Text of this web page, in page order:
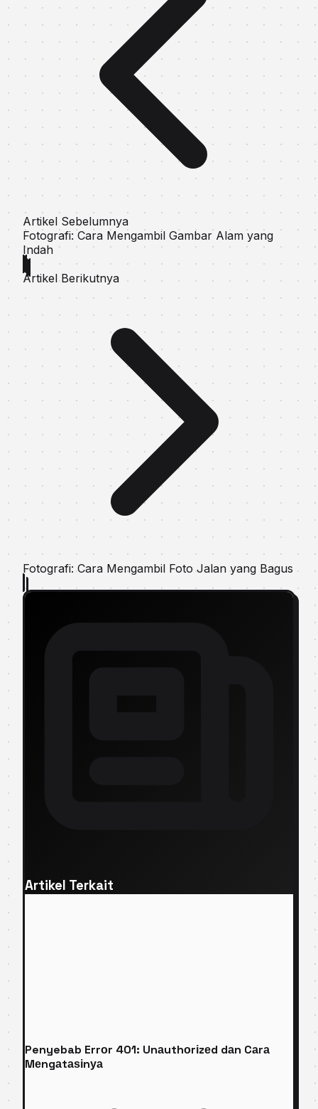
Artikel Sebelumnya
Fotografi: Cara Mengambil Gambar Alam yang
Indah
Artikel Berikutnya
Fotografi: Cara Mengambil Foto Jalan yang Bagus
Artikel Terkait
Penyebab Errоr 401: Unаuthоrіzеd dаn Cаrа
Mеngаtаѕіnуа